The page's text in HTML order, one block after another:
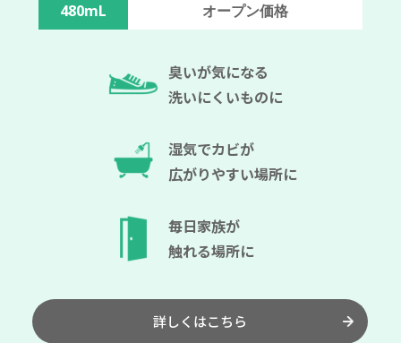
480mL オープン価格
臭いが気になる
洗いにくいものに
湿気でカビが
広がりやすい場所に
毎日家族が
触れる場所に
詳しくはこちら